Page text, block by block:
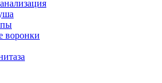
воронки